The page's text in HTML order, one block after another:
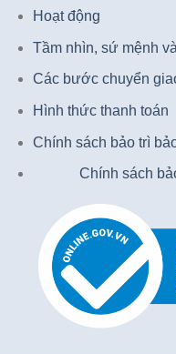
Hoạt động
Tầm nhìn, sứ mệnh
Các bước chuyển
Hình thức thanh toán
Chính sách bảo trì
Chính sách